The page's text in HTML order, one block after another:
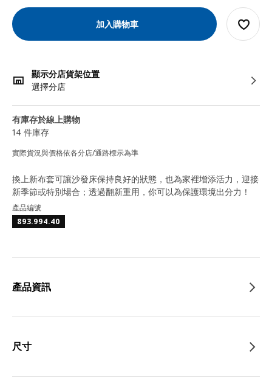
加入購物車
顯示分店貨架位置
選擇分店
有庫存於線上購物
14 件庫存
實際貨況與價格依各分店/通路標示為準
換上新布套可讓沙發床保持良好的狀態，也為家裡增添活力，迎接
新季節或特別場合；透過翻新重用，你可以為保護環境出分力！
產品編號
893.994.40
產品資訊
尺寸